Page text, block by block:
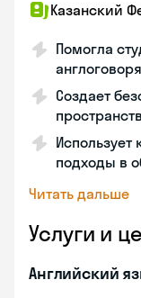
Казанский
Помогла
Создает
подходы в
Читать дальше
Услуги и
Английский